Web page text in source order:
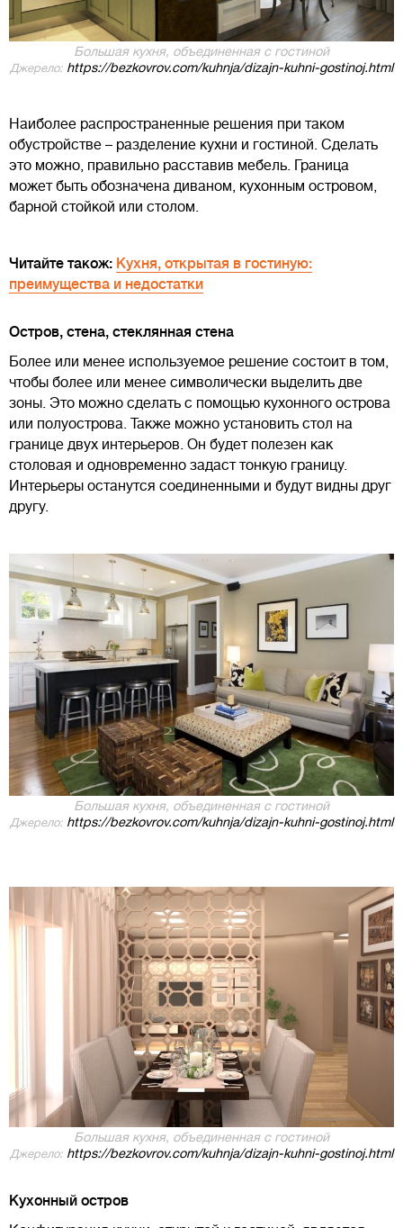
Большая кухня, объединенная с гостиной
Джерело: https://bezkovrov.com/kuhnja/dizajn-kuhni-gostinoj.html
Наиболее распространенные решения при таком
обустройстве – разделение кухни и гостиной. Сделать
это можно, правильно расставив мебель. Граница
может быть обозначена диваном, кухонным островом,
барной стойкой или столом.
Читайте також: Кухня, открытая в гостиную:
преимущества и недостатки
Остров, стена, стеклянная стена
Более или менее используемое решение состоит в том,
чтобы более или менее символически выделить две
зоны. Это можно сделать с помощью кухонного острова
или полуострова. Также можно установить стол на
границе двух интерьеров. Он будет полезен как
столовая и одновременно задаст тонкую границу.
Интерьеры останутся соединенными и будут видны друг
другу.
Большая кухня, объединенная с гостиной
Джерело: https://bezkovrov.com/kuhnja/dizajn-kuhni-gostinoj.html
Большая кухня, объединенная с гостиной
Джерело: https://bezkovrov.com/kuhnja/dizajn-kuhni-gostinoj.html
Кухонный остров